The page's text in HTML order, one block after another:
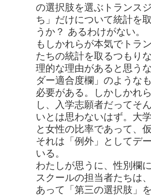
の選択肢を選ぶトランス
ち」だけについて統計を
うか？ あるわけがない。
もしかれらが本気でトラ
たちの統計を取るつもり
理的な理由があると思う
ダー適合度欄」のような
必要がある。しかしかれ
し、入学志願者だってそ
いとは思わないはず。大
と女性の比率であって、
それは「例外」としてデ
いる。
わたしが思うに、性別欄
スクールの担当者たちは
あって「第三の選択肢」